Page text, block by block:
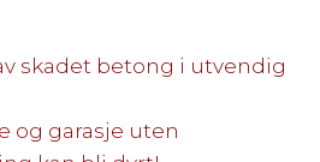
skadet betong i utvendig
og garasje uten